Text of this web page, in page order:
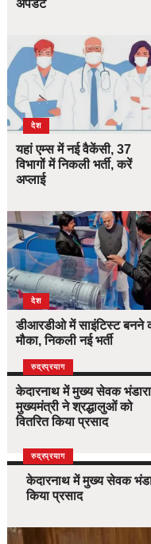
अपडेट
देश
यहां एम्स में नई वैकेंसी, 37
विभागों में निकली भर्ती, करें
अप्लाई
देश
डीआरडीओ में साइंटिस्ट बनने
मौका, निकली नई भर्ती
उत्तराखंड
देश
रुद्रप्रयाग
केदारनाथ में मुख्य सेवक
मुख्यमंत्री ने श्रद्धालुओं को
वितरित किया प्रसाद
उत्तराखंड
देश
रुद्रप्रयाग
केदारनाथ में मुख्य सेवक
किया प्रसाद